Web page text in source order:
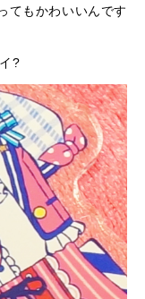
てもかわいいんです
?